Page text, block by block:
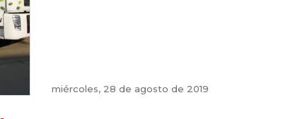
miércoles, 28 de agosto de 2019